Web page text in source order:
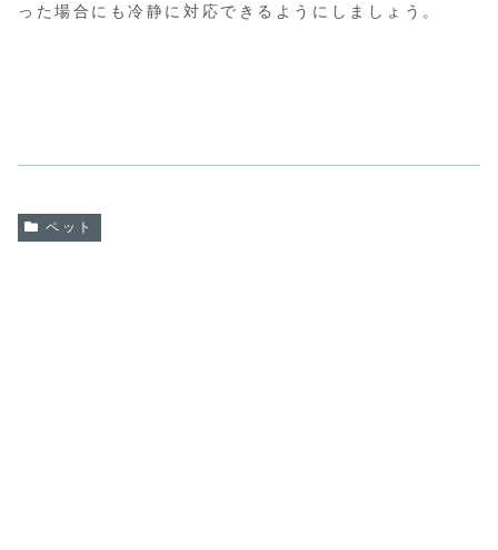
った場合にも冷静に対応できるようにしましょう。
ペット